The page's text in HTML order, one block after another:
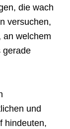
die wach
versuchen,
an welchem
gerade
und
hindeuten,